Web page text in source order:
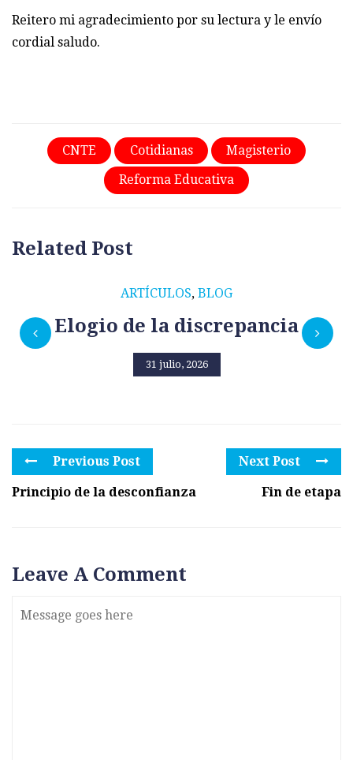
Reitero mi agradecimiento por su lectura y le envío
cordial saludo.
CNTE Cotidianas
Magisterio
Reforma Educativa
Related Post
ARTÍCULOS, BLOG
Elogio de la discrepancia
31 julio, 2026
Previous Post
Principio de la desconfianza
Next Post
Fin de etapa
Leave A Comment